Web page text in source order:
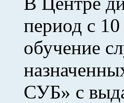
период с 10
обучение
СУБ» с